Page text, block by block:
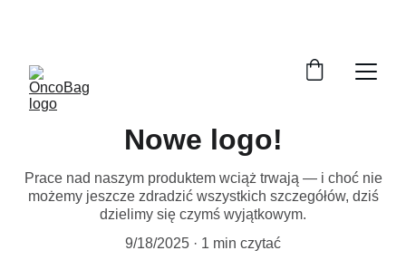
Nowe logo!
Prace nad naszym produktem wciąż trwają — i choć nie
możemy jeszcze zdradzić wszystkich szczegółów, dziś
dzielimy się czymś wyjątkowym.
9/18/2025
1 min czytać